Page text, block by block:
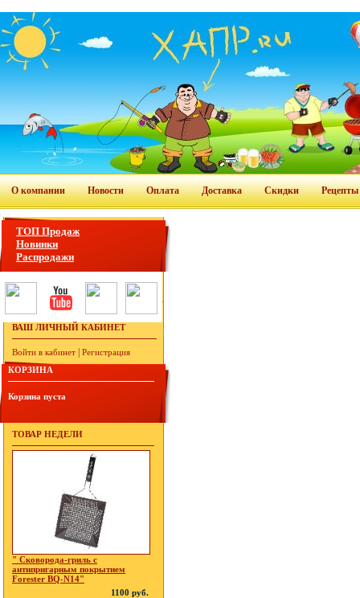
О компании Новости Оплата Доставка Скидки Рецепты
ТОП Продаж
Новинки
Распродажи
ВАШ ЛИЧНЫЙ КАБИНЕТ
Войти в кабинет
Регистрация
КОРЗИНА
Корзина пуста
ТОВАР НЕДЕЛИ
" Сковорода-гриль с
антипригарным покрытием
Forester BQ-N14"
1100 руб.